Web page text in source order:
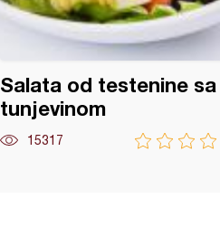
Salata od testenine sa
tunjevinom
15317